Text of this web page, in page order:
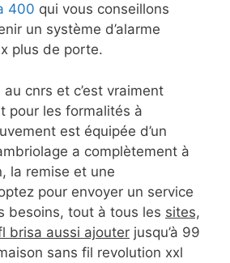
400 qui vous conseillons
un système d’alarme
plus de porte.
cnrs et c’est vraiment
pour les formalités à
est équipée d’un
a complètement à
la remise et une
pour envoyer un service
besoins, tout à tous les sites,
brisa aussi ajouter jusqu’à 99
sans fil revolution xxl